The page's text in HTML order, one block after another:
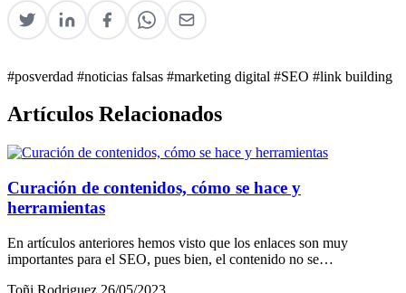
#posverdad #noticias falsas #marketing digital #SEO #link building
Artículos Relacionados
Curación de contenidos, cómo se hace y
herramientas
En artículos anteriores hemos visto que los enlaces son muy
importantes para el SEO, pues bien, el contenido no se…
Toñi Rodriguez 26/05/2023